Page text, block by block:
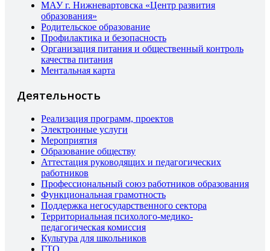
МАУ г. Нижневартовска «Центр развития
образования»
Родительское образование
Профилактика и безопасность
Организация питания и общественный контроль
качества питания
Ментальная карта
Деятельность
Реализация программ, проектов
Электронные услуги
Мероприятия
Образование обществу
Аттестация руководящих и педагогических
работников
Профессиональный союз работников образования
Функциональная грамотность
Поддержка негосударственного сектора
Территориальная психолого-медико-
педагогическая комиссия
Культура для школьников